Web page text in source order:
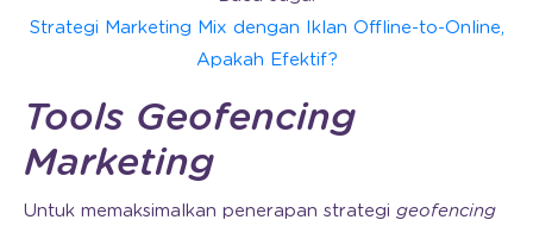
Strategi Marketing Mix dengan Iklan Offline-to-Online,
Apakah Efektif?
Tools Geofencing
Marketing
Untuk memaksimalkan penerapan strategi geofencing